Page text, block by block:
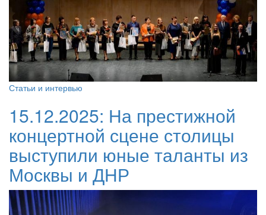
Статьи и интервью
15.12.2025: На престижной
концертной сцене столицы
выступили юные таланты из
Москвы и ДНР